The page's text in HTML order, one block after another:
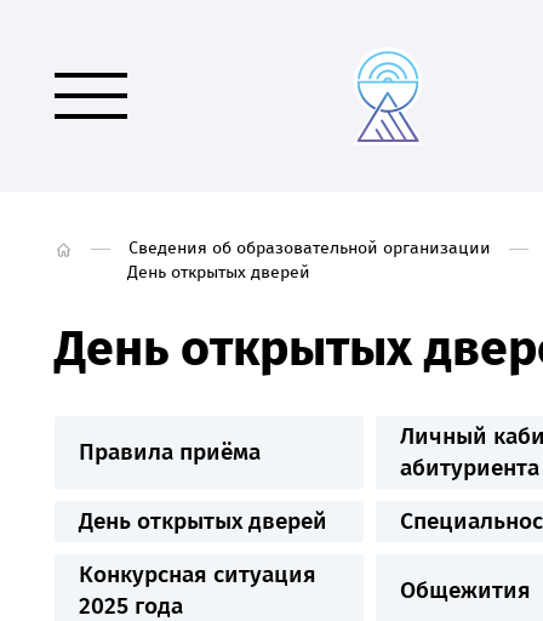
Сведения об образовательной организации
День открытых дверей
День открытых
Правила приёма
Личный
абитуриента
День открытых дверей
Конкурсная ситуация
2025 года
Общежития